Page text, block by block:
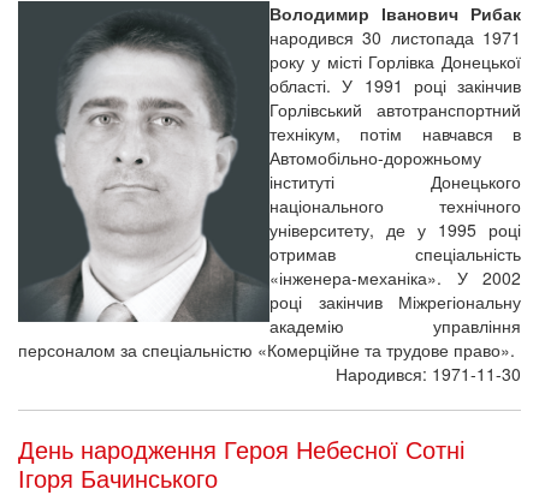
Володимир Іванович Рибак
народився 30 листопада 1971
року у місті Горлівка Донецької
області. У 1991 році закінчив
Горлівський автотранспортний
технікум, потім навчався в
Автомобільно-дорожньому
інституті Донецького
національного технічного
університету, де у 1995 році
отримав спеціальність
«інженера-механіка». У 2002
році закінчив Міжрегіональну
академію управління
персоналом за спеціальністю «Комерційне та трудове право».
Народився: 1971-11-30
День народження Героя Небесної Сотні
Ігоря Бачинського